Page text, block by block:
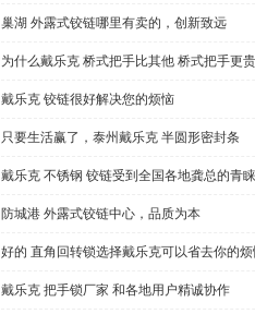
巢湖 外露式铰链哪里有卖的，创新致远
为什么戴乐克 桥式把手比其他 桥式把手更
戴乐克 铰链很好解决您的烦恼
只要生活赢了，泰州戴乐克 半圆形密封条
戴乐克 不锈钢 铰链受到全国各地龚总的青睐
防城港 外露式铰链中心，品质为本
好的 直角回转锁选择戴乐克可以省去你的
戴乐克 把手锁厂家 和各地用户精诚协作